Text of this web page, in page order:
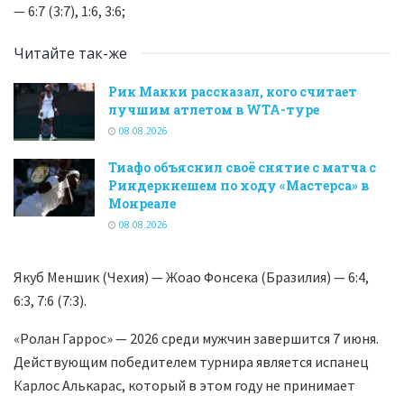
— 6:7 (3:7), 1:6, 3:6;
Читайте так-же
Рик Макки рассказал, кого считает
лучшим атлетом в WTA-туре
08.08.2026
Тиафо объяснил своё снятие с матча с
Риндеркнешем по ходу «Мастерса» в
Монреале
08.08.2026
Якуб Меншик (Чехия) — Жоао Фонсека (Бразилия) — 6:4,
6:3, 7:6 (7:3).
«Ролан Гаррос» — 2026 среди мужчин завершится 7 июня.
Действующим победителем турнира является испанец
Карлос Алькарас, который в этом году не принимает